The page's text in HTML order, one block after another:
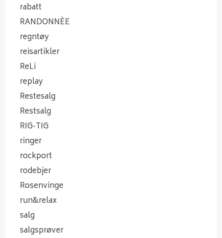
rabatt
RANDONNÈE
regntøy
reisartikler
ReLi
replay
Restesalg
Restsalg
RIG-TIG
ringer
rockport
rodebjer
Rosenvinge
run&relax
salg
salgsprøver